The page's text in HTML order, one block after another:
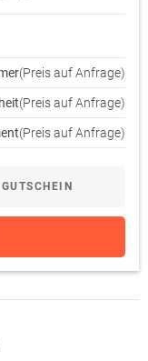
(Preis auf Anfrage)
(Preis auf Anfrage)
(Preis auf Anfrage)
GUTSCHEIN